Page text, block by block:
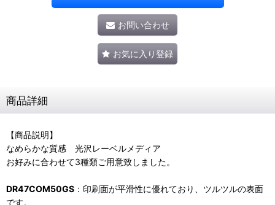
お問い合わせ
お気に入り登録
商品詳細
【商品説明】
なめらかな質感 光沢レーベルメディア
お好みに合わせて3種類ご用意致しました。
DR47COM50GS ：印刷面が平滑性に優れており、ツルツルの表面
です。